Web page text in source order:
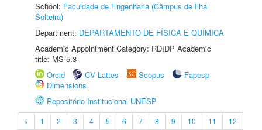
School: Faculdade de Engenharia (Câmpus de Ilha
Solteira)
Department: DEPARTAMENTO DE FÍSICA E QUÍMICA
Academic Appointment Category: RDIDP Academic
title: MS-5.3
Orcid
CV Lattes Scopus
Fapesp
Dimensions
Repositório Institucional UNESP
« 1 2 3 4 5 6 7 8 9 10 11
12